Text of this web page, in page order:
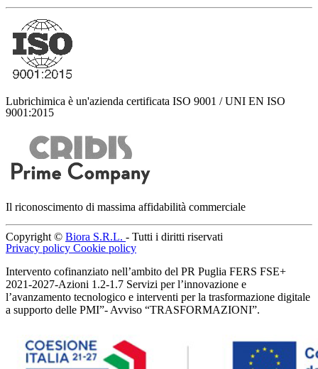
Lubrichimica è un'azienda certificata ISO 9001 / UNI EN ISO
9001:2015
Il riconoscimento di massima affidabilità commerciale
Copyright © Biora S.R.L. - Tutti i diritti riservati
Privacy policy Cookie policy
Intervento cofinanziato nell’ambito del PR Puglia FERS FSE+
2021-2027-Azioni 1.2-1.7 Servizi per l’innovazione e
l’avanzamento tecnologico e interventi per la trasformazione digitale
a supporto delle PMI”- Avviso “TRASFORMAZIONI”.